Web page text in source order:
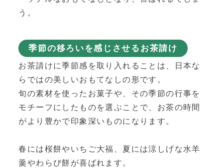
う。
季節の移ろいを感じさせるお茶請け
お茶請けに季節感を取り入れることは、日本な
らではの美しいおもてなしの形です。
旬の素材を使ったお菓子や、その季節の行事を
モチーフにしたものを選ぶことで、お茶の時間
がより豊かで印象深いものになります。
春には桜餅やいちご大福、夏には涼しげな水羊
羹やわらび餅が喜ばれます。